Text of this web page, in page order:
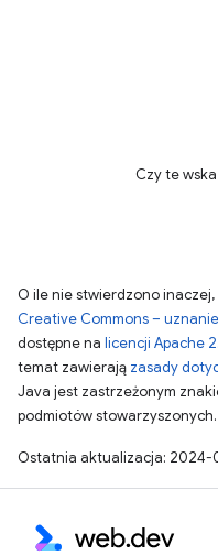
Czy te
O ile nie stwierdzono
Creative Commons –
dostępne na licencji Apache
temat zawierają zasady
Java jest zastrzeżonym
podmiotów stowarzyszonych.
Ostatnia aktualizacja: 2024-